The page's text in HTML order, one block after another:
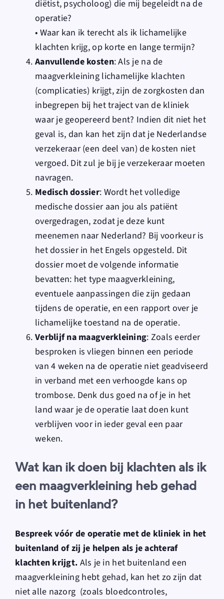
diëtist, psycholoog) die mij begeleidt na de
operatie?
• Waar kan ik terecht als ik lichamelijke
klachten krijg, op korte en lange termijn?
Aanvullende kosten: Als je na de
maagverkleining lichamelijke klachten
(complicaties) krijgt, zijn de zorgkosten dan
inbegrepen bij het traject van de kliniek
waar je geopereerd bent? Indien dit niet het
geval is, dan kan het zijn dat je Nederlandse
verzekeraar (een deel van) de kosten niet
vergoed. Dit zul je bij je verzekeraar moeten
navragen.
Medisch dossier: Wordt het volledige
medische dossier aan jou als patiënt
overgedragen, zodat je deze kunt
meenemen naar Nederland? Bij voorkeur is
het dossier in het Engels opgesteld. Dit
dossier moet de volgende informatie
bevatten: het type maagverkleining,
eventuele aanpassingen die zijn gedaan
tijdens de operatie, en een rapport over je
lichamelijke toestand na de operatie.
Verblijf na maagverkleining: Zoals eerder
besproken is vliegen binnen een periode
van 4 weken na de operatie niet geadviseerd
in verband met een verhoogde kans op
trombose. Denk dus goed na of je in het
land waar je de operatie laat doen kunt
verblijven voor in ieder geval een paar
weken.
Wat kan ik doen bij klachten als ik
een maagverkleining heb gehad
in het buitenland?
Bespreek vóór de operatie met de kliniek in het
buitenland of zij je helpen als je achteraf
klachten krijgt. Als je in het buitenland een
maagverkleining hebt gehad, kan het zo zijn dat
niet alle nazorg (zoals bloedcontroles,